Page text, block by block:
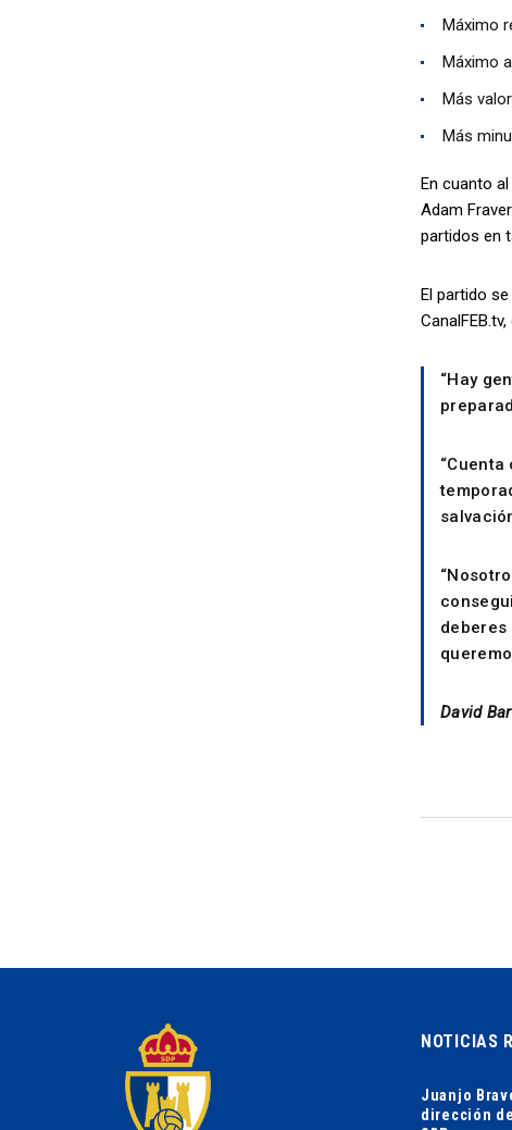
Máximo
Máximo
Más
Más
En cuanto
Adam
partidos en
El partido
“Hay
deberes
David
NOTICIAS
Juanjo
dirección